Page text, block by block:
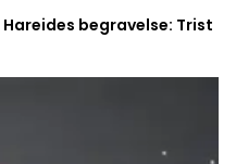
begravelse: Trist